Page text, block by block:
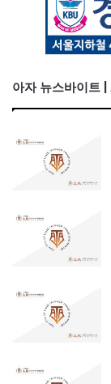
아자 뉴스바이